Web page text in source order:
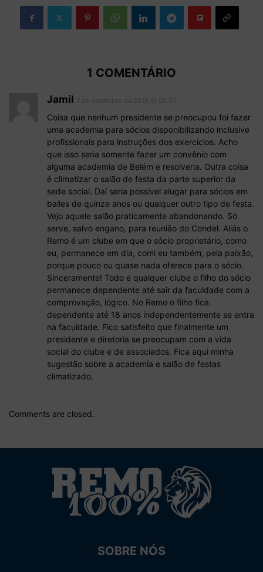
1 COMENTÁRIO
Jamil
Coisa que nenhum presidente se preocupou foi fazer
uma academia para sócios disponibilizando inclusive
profissionais para instruções dos exercícios. Acho
que isso seria somente fazer um convênio com
alguma academia de Belém e resolveria. Outra coisa
é climatizar o salão de festa da parte superior da
sede social. Daí seria possível alugar para sócios em
bailes de quinze anos ou qualquer outro tipo de festa.
Vejo aquele salão praticamente abandonando. Só
serve, salvo engano, para reunião do Condel. Aliás o
Remo é um clube em que o sócio proprietário, como
eu, permanece em dia, comi eu também, pela paixão,
porque pouco ou quase nada oferece para o sócio.
Sinceramente! Todo e qualquer clube o filho do sócio
permanece dependente até sair da faculdade com a
comprovação, lógico. No Remo o filho fica
dependente até 18 anos independentemente se entra
na faculdade. Fico satisfeito que finalmente um
presidente e diretoria se preocupam com a vida
social do clube e de associados. Fica aqui minha
sugestão sobre a academia e salão de festas
climatizado.
Comments are closed.
SOBRE NÓS